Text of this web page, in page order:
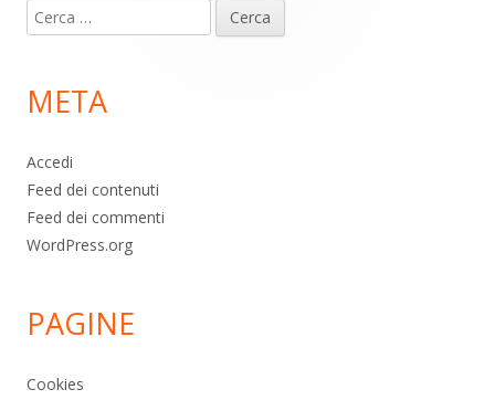
piè
pagina
Ricerca
per:
META
Accedi
Feed dei contenuti
Feed dei commenti
WordPress.org
PAGINE
Cookies